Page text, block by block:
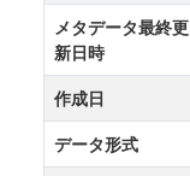
メタデータ最終更
新日時
作成日
データ形式